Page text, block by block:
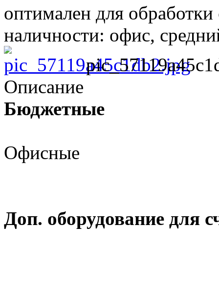
оптимален для
наличности: офис,
Описание
Бюджетные
Офисные
Доп. оборудование для